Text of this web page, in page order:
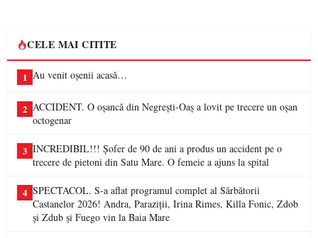
CELE MAI CITITE
1 Au venit oșenii acasă…
2 ACCIDENT. O oșancă din Negrești-Oaș a lovit pe trecere un oșan
octogenar
3 INCREDIBIL!!! Șofer de 90 de ani a produs un accident pe o
trecere de pietoni din Satu Mare. O femeie a ajuns la spital
4 SPECTACOL. S-a aflat programul complet al Sărbătorii
Castanelor 2026! Andra, Paraziții, Irina Rimes, Killa Fonic, Zdob
și Zdub și Fuego vin la Baia Mare